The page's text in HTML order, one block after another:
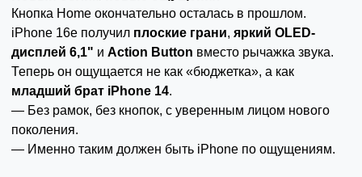
Кнопка Home окончательно осталась в прошлом.
iPhone 16e получил плоские грани, яркий OLED-
дисплей 6,1" и Action Button вместо рычажка звука.
Теперь он ощущается не как «бюджетка», а как
младший брат iPhone 14.
— Без рамок, без кнопок, с уверенным лицом нового
поколения.
— Именно таким должен быть iPhone по ощущениям.